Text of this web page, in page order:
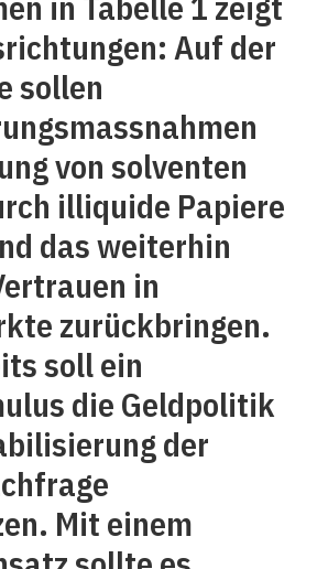
Auf der
sollen
von solventen
illiquide Papiere
das weiterhin
in
zurückbringen.
soll ein
die Geldpolitik
der
Mit einem